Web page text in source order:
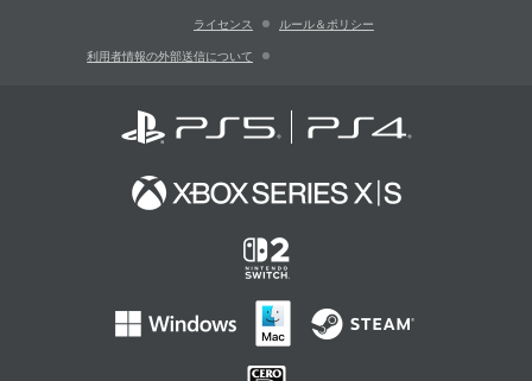
ライセンス ルール＆ポリシー
利用者情報の外部送信について